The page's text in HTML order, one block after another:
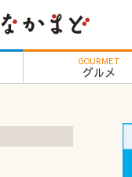
GOURMET
グルメ